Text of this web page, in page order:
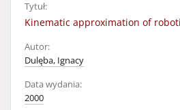
Tytuł:
Kinematic approximation of
Autor:
Dulęba, Ignacy
Data wydania:
2000